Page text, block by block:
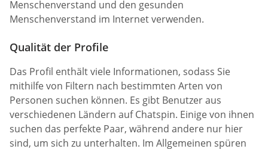
Menschenverstand und den gesunden
Menschenverstand im Internet verwenden.
Qualität der Profile
Das Profil enthält viele Informationen, sodass Sie
mithilfe von Filtern nach bestimmten Arten von
Personen suchen können. Es gibt Benutzer aus
verschiedenen Ländern auf Chatspin. Einige von ihnen
suchen das perfekte Paar, während andere nur hier
sind, um sich zu unterhalten. Im Allgemeinen spüren